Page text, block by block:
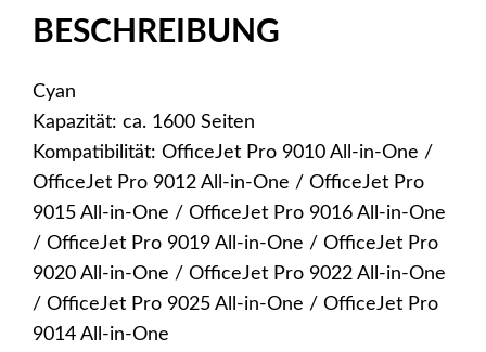
BESCHREIBUNG
Cyan
Kapazität: ca. 1600 Seiten
Kompatibilität: OfficeJet Pro 9010 All-in-One /
OfficeJet Pro 9012 All-in-One / OfficeJet Pro
9015 All-in-One / OfficeJet Pro 9016 All-in-One
/ OfficeJet Pro 9019 All-in-One / OfficeJet Pro
9020 All-in-One / OfficeJet Pro 9022 All-in-One
/ OfficeJet Pro 9025 All-in-One / OfficeJet Pro
9014 All-in-One